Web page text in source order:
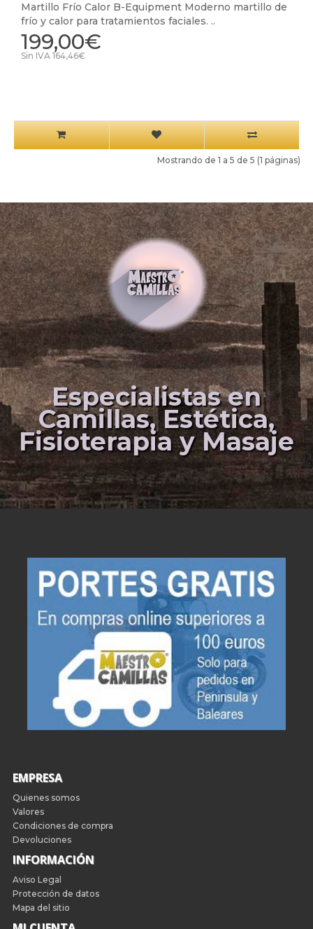
Martillo Frío Calor B-Equipment Moderno martillo de
frío y calor para tratamientos faciales. ..
199,00€
Sin IVA 164,46€
Mostrando de 1 a 5 de 5 (1 páginas)
Especialistas en
Camillas, Estética,
Fisioterapia y Masaje
EMPRESA
Quienes somos
Valores
Condiciones de compra
Devoluciones
INFORMACIÓN
Aviso Legal
Protección de datos
Mapa del sitio